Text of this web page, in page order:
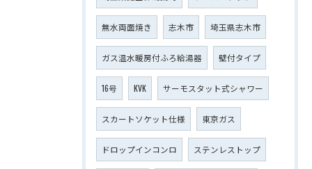
無水両面焼き 志木市 埼玉県志木市
ガス温水暖房付ふろ給湯器 壁付タイプ
16号 KVK サーモスタット式シャワー
スカートソケット仕様 東京ガス
ドロップインコンロ ステンレストップ